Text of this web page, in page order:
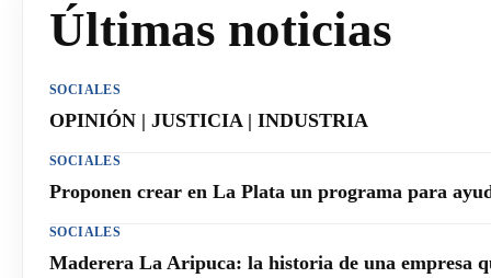
Últimas noticias
SOCIALES
OPINIÓN | JUSTICIA | INDUSTRIA
SOCIALES
Proponen crear en La Plata un programa para
SOCIALES
Maderera La Aripuca: la historia de una empresa